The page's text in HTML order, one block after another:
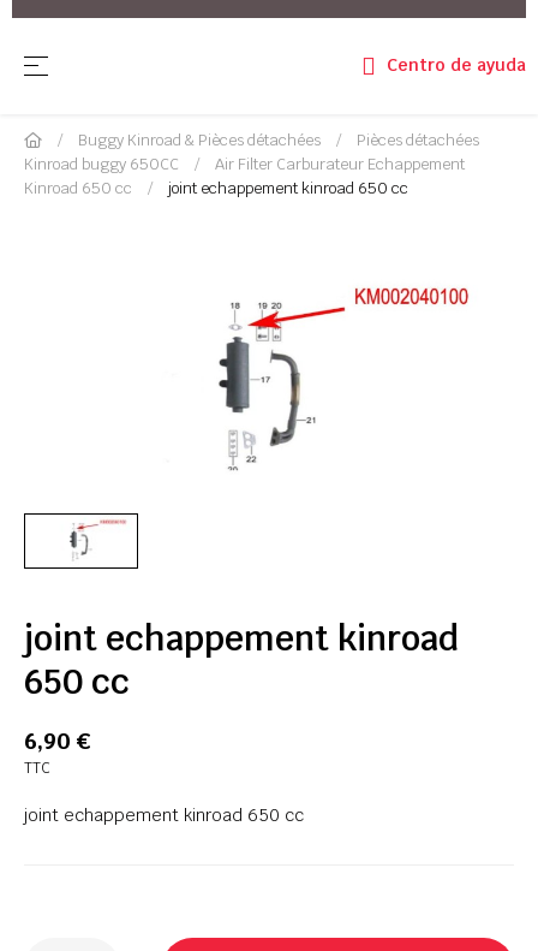
Basculer la navigation
☰ Centro de ayuda
Buggy Kinroad & Pièces détachées
Pièces détachées
Kinroad buggy 650CC
Air Filter Carburateur Echappement
Kinroad 650 cc
joint echappement kinroad 650 cc
joint echappement kinroad
650 cc
6,90 €
TTC
joint echappement kinroad 650 cc